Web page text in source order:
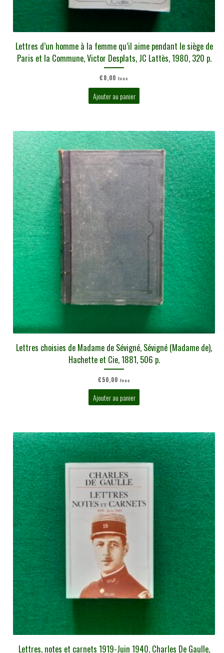
Lettres d’un homme à la femme qu’il aime pendant le siège de
Paris et la Commune, Victor Desplats, JC Lattès, 1980, 320 p.
€8,00 tvac
Ajouter au panier
Lettres choisies de Madame de Sévigné, Sévigné (Madame de),
Hachette et Cie, 1881, 506 p.
€50,00 tvac
Ajouter au panier
Lettres, notes et carnets 1919-Juin 1940, Charles De Gaulle,